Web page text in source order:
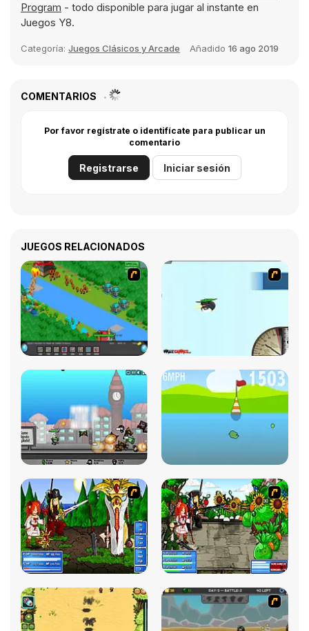
Program - todo disponible para jugar al instante en
Juegos Y8.
Categoría: Juegos Clásicos y Arcade Añadido 16 ago 2019
COMENTARIOS
Por favor regístrate o identifícate para publicar un
comentario
Registrarse Iniciar sesión
JUEGOS RELACIONADOS